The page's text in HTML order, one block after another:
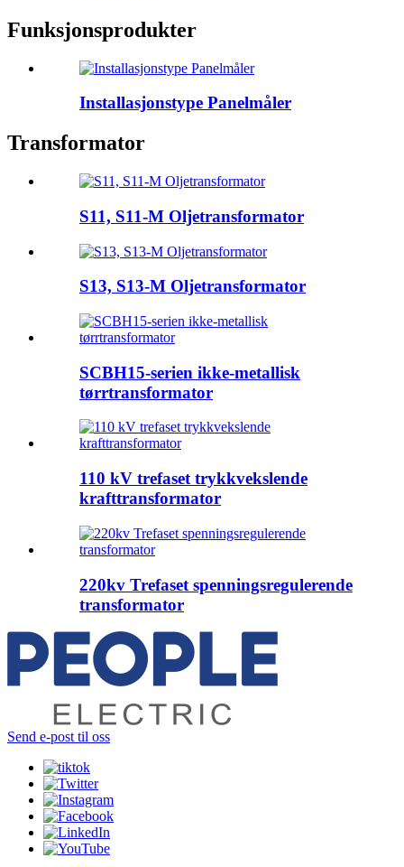
Funksjonsprodukter
Installasjonstype Panelmåler
Transformator
S11, S11-M Oljetransformator
S13, S13-M Oljetransformator
SCBH15-serien ikke-metallisk
tørrtransformator
110 kV trefaset trykkvekslende
krafttransformator
220kv Trefaset spenningsregulerende
transformator
Send e-post til oss